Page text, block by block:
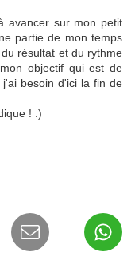
avancer sur mon petit
partie de mon temps
résultat et du rythme
objectif qui est de
besoin d'ici la fin de
! :)